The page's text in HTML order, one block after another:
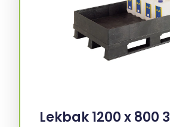
Lekbak 1200 x 800 3